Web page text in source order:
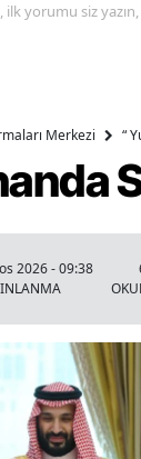
yorumu siz yazın,
Merkezi “
2026 - 09:38